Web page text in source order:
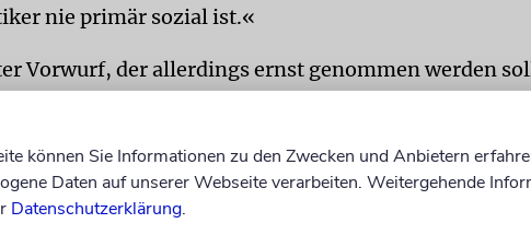
nie primär sozial ist.«
Vorwurf, der allerdings ernst genommen werden
Blick auf eine beunruhigende Gegenwart, in der es
gemacht wird. Es ist deshalb mehr als nur eine
dass ausgerechnet Hannah Arendt, die
Verantwortlichkeit, bei ihrer Kritik des
können Sie Informationen zu den Zwecken und Anbietern
Daten auf unserer Webseite verarbeiten. Weitergehende
Datenschutzerklärung.